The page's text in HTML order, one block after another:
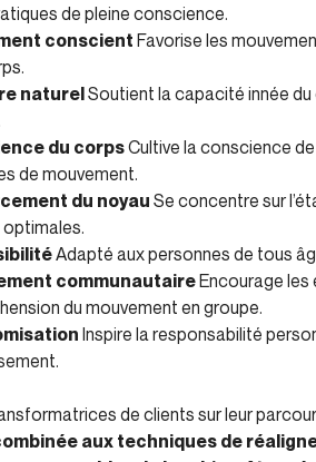
de pleine conscience.
conscient Favorise les
naturelSoutient la capacité innée
du corpsCultive la conscience
de mouvement.
du noyauSe concentre sur
Adapté aux personnes de tous
communautaireEncourage les
du mouvement en groupe.
Inspire la responsabilité
de clients sur leur
aux techniques de